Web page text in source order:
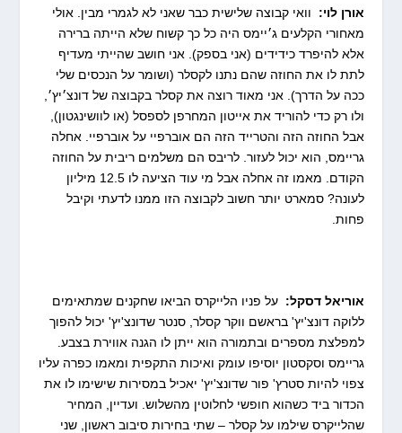
אורן לוי: וואי קבוצה שלישית כבר שאני לא לגמרי מבין. אולי
מאחורי הקלעים ג׳יימס היה כל כך קשוח שלא הייתה ברירה
אלא להיפרד כידידים (אני בספק). אני חושב שהייתי מעדיף
לתת לו את החוזה שהם נתנו לקסלר (ושומר על הנכסים שלי
ככה על הדרך). אני מאוד רוצה את קסלר בקבוצה של דונצ׳יץ׳,
ולו רק כדי להוריד את אייטון המחרפן לספסל (או לוושינגטון),
אבל החוזה הזה והטרייד הזה הם אוברפיי על אוברפיי. אחלה
גריימס, הוא יכול לעזור. לריבס הם משלמים ריבית על החוזה
הקודם. מאמו זה אחלה אבל מי עוד הציעה לו 12.5 מיליון
לעונה? סמארט יותר חשוב לקבוצה הזו ממנו לדעתי וקיבל
פחות.
אוריאל דסקל:על פניו הלייקרס הביאו שחקנים שמתאימים
ללוקה דונצ'יץ' בראשם ווקר קסלר, סנטר שדונצ'יץ' יכול להפוך
למפלצת מספרים ובתמורה הוא ייתן לו הגנה אווירת בצבע.
גריימס וסקסטון יוסיפו עומק ואיכות התקפית ומאמו כפרה עליו
צפוי להיות סטרץ' פור שדונצ'יץ' יאכיל במסירות שישימו לו את
הכדור ביד כשהוא חופשי לחלוטין מהשלוש. ועדיין, המחיר
שהלייקרס שילמו על קסלר – שתי בחירות סיבוב ראשון, שני